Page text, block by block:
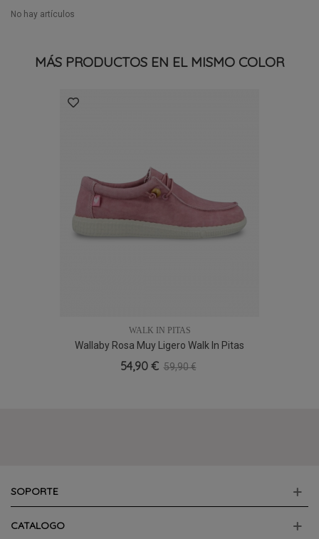
No hay artículos
MÁS PRODUCTOS EN EL MISMO COLOR
WALK IN PITAS
Wallaby Rosa Muy Ligero Walk In Pitas
WP150, Veraniego
54,90 € 59,90 €
SOPORTE
CATALOGO